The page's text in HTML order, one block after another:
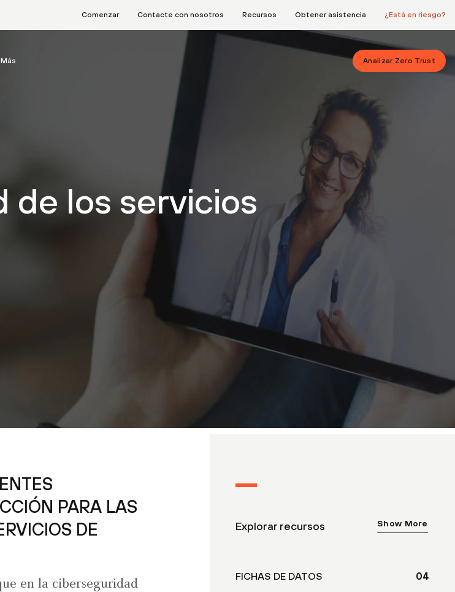
Comenzar Contacte con nosotros Recursos Obtener asistencia ¿Está en riesgo?
Más Analizar Zero Trust
de los servicios
PARA LAS
DE
en la ciberseguridad
Explorar recursos Show More
FICHAS DE DATOS 04